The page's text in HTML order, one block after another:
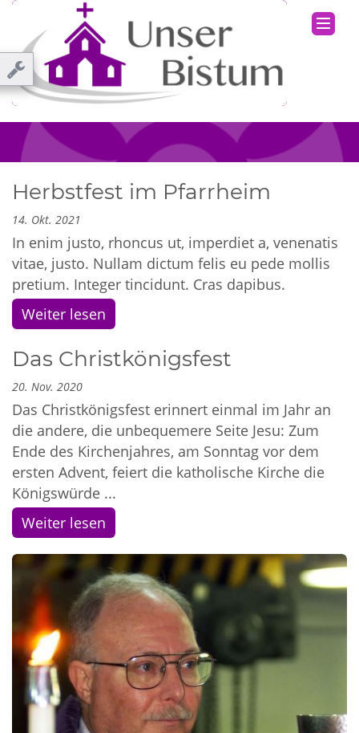
Herbstfest im Pfarrheim
14. Okt. 2021
In enim justo, rhoncus ut, imperdiet a, venenatis
vitae, justo. Nullam dictum felis eu pede mollis
pretium. Integer tincidunt. Cras dapibus.
Weiter lesen
Das Christkönigsfest
20. Nov. 2020
Das Christkönigsfest erinnert einmal im Jahr an
die andere, die unbequemere Seite Jesu: Zum
Ende des Kirchenjahres, am Sonntag vor dem
ersten Advent, feiert die katholische Kirche die
Königswürde ...
Weiter lesen